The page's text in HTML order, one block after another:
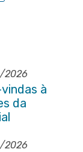
2026
à
da
2026